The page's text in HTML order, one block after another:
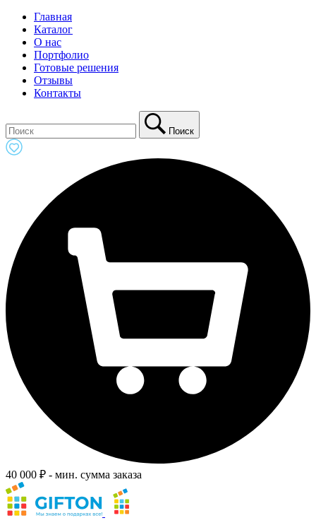
Главная
Каталог
О нас
Портфолио
Готовые решения
Отзывы
Контакты
Поиск
40 000 ₽ - мин. сумма заказа